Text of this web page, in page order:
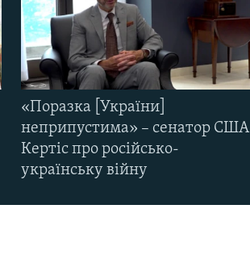
«Поразка [України]
неприпустима» – сенатор США
Кертіс про російсько-
українську війну